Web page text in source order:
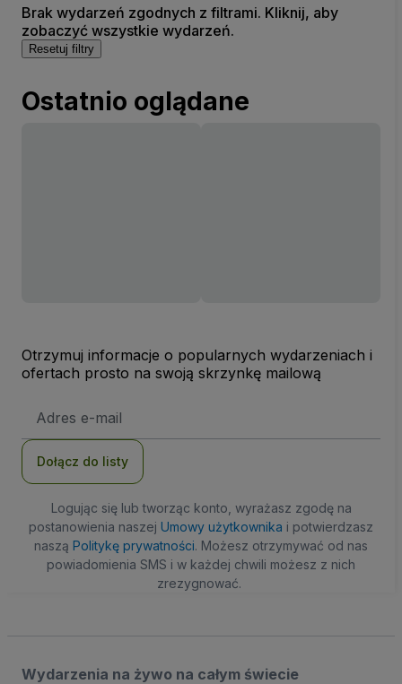
Brak wydarzeń zgodnych z filtrami. Kliknij, aby
zobaczyć wszystkie wydarzeń.
Resetuj filtry
Ostatnio oglądane
Otrzymuj informacje o popularnych wydarzeniach i
ofertach prosto na swoją skrzynkę mailową
e-
Dołącz do listy
Logując się lub tworząc konto, wyrażasz zgodę na
postanowienia naszej Umowy użytkownika i potwierdzasz
naszą Politykę prywatności. Możesz otrzymywać od nas
powiadomienia SMS i w każdej chwili możesz z nich
zrezygnować.
Wydarzenia na żywo na całym świecie